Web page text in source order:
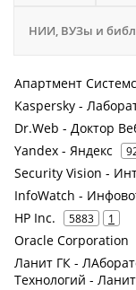
НИИ, ВУЗы и
Апартмент Системс
Kaspersky -
Dr.Web - Доктор
Yandex - Яндекс
Security Vision -
InfoWatch -
HP Inc. 5883 1
Oracle Corporation
Ланит ГК -
Технологий -